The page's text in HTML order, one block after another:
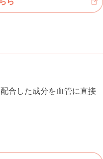
合した成分を血管に直接